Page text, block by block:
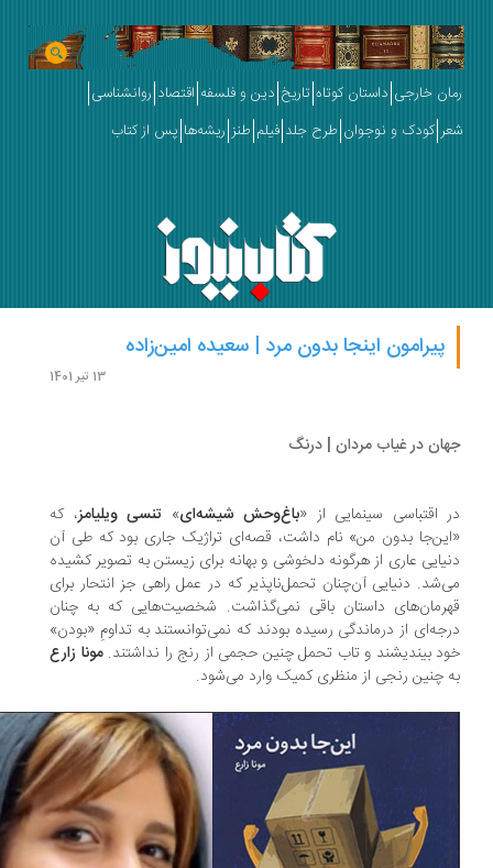
خارجی داستان کوتاه تاریخ دین و فلسفه اقتصاد روانشناسی
کودک و نوجوان طرح جلد فیلم طنز ریشه‌ها پس از کتاب
پیرامون اینجا بدون مرد | سعیده امین‌زاده
در غیاب مردان | درنگ
اقتباسی سینمایی از «باغ‌وحش شیشه‌ای»تنسی ویلیامز ، که
بدون من» نام داشت، قصه‌ای تراژیک جاری بود که طی آن
عاری از هرگونه دلخوشی و بهانه برای زیستن به تصویر کشیده
دنیایی آن‌چنان تحمل‌ناپذیر که در عمل راهی جز انتحار برای
داستان باقی نمی‌گذاشت. شخصیت‌هایی که به چنان
از درماندگی رسیده بودند که نمی‌توانستند به تداومِ «بودن»
بیندیشند و تاب تحمل چنین حجمی از رنج را نداشتند.مونا زارع
چنین رنجی از منظری کمیک وارد می‌شود.